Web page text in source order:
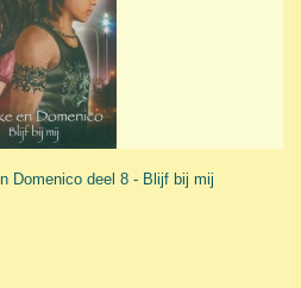
Domenico deel 8 - Blijf bij mij